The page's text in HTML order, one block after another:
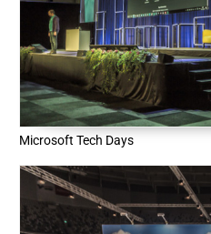
Microsoft Tech Days